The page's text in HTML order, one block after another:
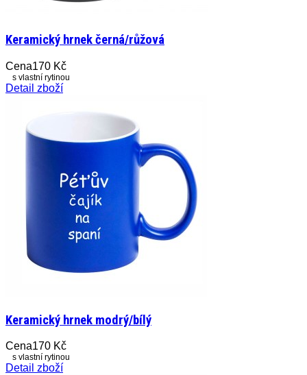
Keramický hrnek černá/růžová
Cena170 Kč
s vlastní rytinou
Detail zboží
Keramický hrnek modrý/bílý
Cena170 Kč
s vlastní rytinou
Detail zboží